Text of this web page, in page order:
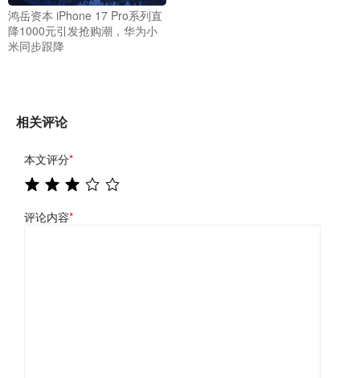
鸿岳资本 iPhone 17 Pro系列直
降1000元引发抢购潮，华为小
米同步跟降
相关评论
本文评分*
评论内容*